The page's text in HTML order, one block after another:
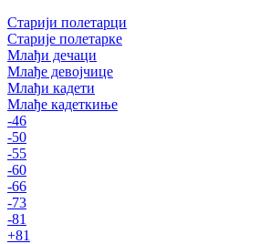
Старији полетарци
Старије полетарке
Млађи дечаци
Млађе девојчице
Млађи кадети
Млађе кадеткиње
-46
-50
-55
-60
-66
-73
-81
+81